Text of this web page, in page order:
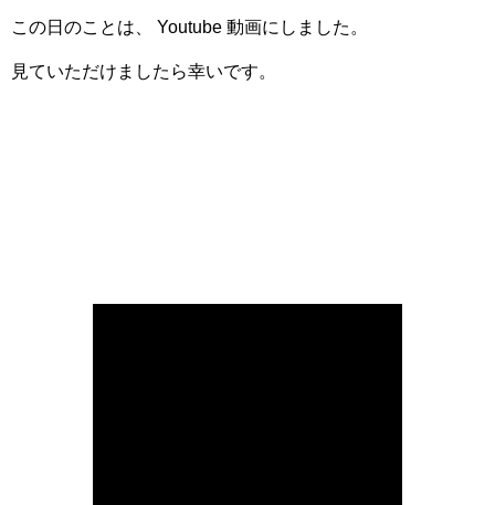
この日のことは、 Youtube 動画にしました。
見ていただけましたら幸いです。